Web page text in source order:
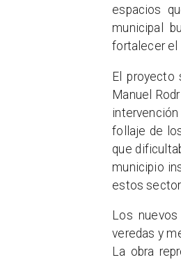
espacios
municipal
fortalecer el
El proyecto
Manuel
follaje de
que
municipio
estos
Los
veredas y
La obra